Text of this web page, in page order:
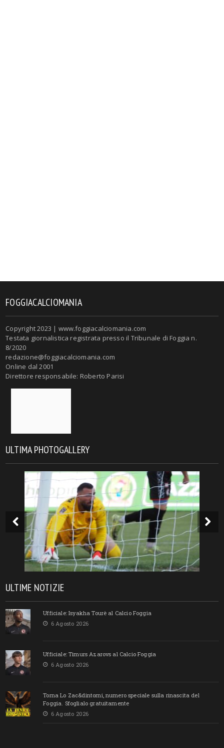
FOGGIACALCIOMANIA
Copyright 2023 | www.foggiacalciomania.com
Testata giornalistica registrata presso il Tribunale di Foggia n.
8/2020
redazione@foggiacalciomania.com
Online dal 2001
Direttore responsabile: Roberto Parisi
ULTIMA PHOTOGALLERY
ULTIME NOTIZIE
Ufficiale: Isyakha Tourè al Calcio Foggia
6 Agosto 2026
Ufficiale: Timurs Azarovs al Calcio Foggia
6 Agosto 2026
Torna Lo Zac&dintorni, numero speciale sulla rinascita del
Foggia. Sfoglialo gratuitamente
6 Agosto 2026